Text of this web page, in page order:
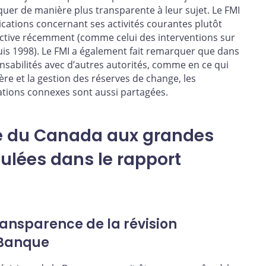
de manière plus transparente à leur sujet. Le FMI
concernant ses activités courantes plutôt
récemment (comme celui des interventions sur
1998). Le FMI a également fait remarquer que dans
avec d’autres autorités, comme en ce qui
et la gestion des réserves de change, les
connexes sont aussi partagées.
du Canada aux grandes
dans le rapport
de la révision